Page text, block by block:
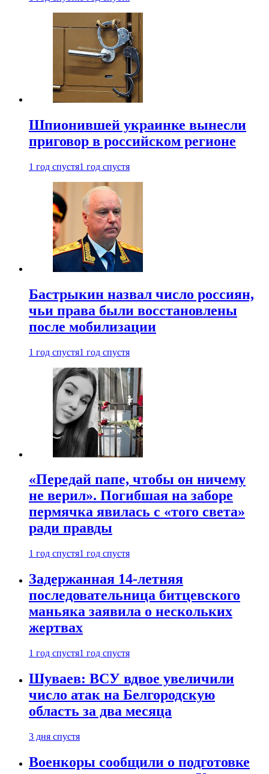
Шпионившей украинке вынесли
приговор в российском регионе
1 год спустя1 год спустя
Бастрыкин назвал число россиян,
чьи права были восстановлены
после мобилизации
1 год спустя1 год спустя
«Передай папе, чтобы он ничему
не верил». Погибшая на заборе
пермячка явилась с «того света»
ради правды
1 год спустя1 год спустя
Задержанная 14-летняя
последовательница битцевского
маньяка заявила о нескольких
жертвах
1 год спустя1 год спустя
Шуваев: ВСУ вдвое увеличили
число атак на Белгородскую
область за два месяца
3 дня спустя
Военкоры сообщили о подготовке